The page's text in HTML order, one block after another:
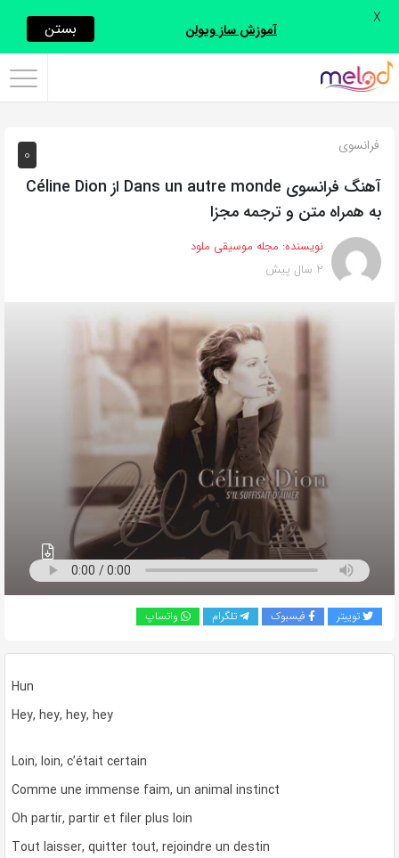
اشتراک
با
روش‌های
زیر
این
صفحه
را
0 فرانسوی
آهنگ فرانسوی Dans un autre monde از Céline Dion
به همراه متن و ترجمه مجزا
نویسنده: مجله موسیقی ملود
2 سال پیش
توییتر فیسبوک تلگرام واتساپ
Hun
Hey, hey, hey, hey
Loin, loin, c’était certain
Comme une immense faim, un animal instinct
Oh partir, partir et filer plus loin
Tout laisser, quitter tout, rejoindre un destin
آموزش ساز ویولن بستن X